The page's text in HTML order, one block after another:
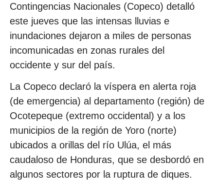
Contingencias Nacionales (Copeco) detalló
este jueves que las intensas lluvias e
inundaciones dejaron a miles de personas
incomunicadas en zonas rurales del
occidente y sur del país.
La Copeco declaró la víspera en alerta roja
(de emergencia) al departamento (región) de
Ocotepeque (extremo occidental) y a los
municipios de la región de Yoro (norte)
ubicados a orillas del río Ulúa, el más
caudaloso de Honduras, que se desbordó en
algunos sectores por la ruptura de diques.